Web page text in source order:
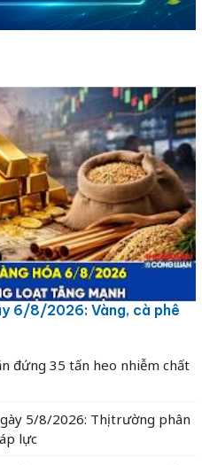
6/8/2026: Vàng, cà phê
đứng 35 tấn heo nhiễm chất
5/8/2026: Thị trường phân
lực